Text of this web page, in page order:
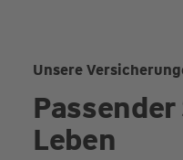
Unsere
Leben